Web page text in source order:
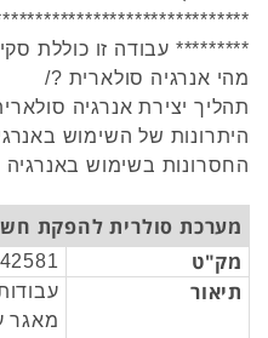
********* עבודה זו כוללת
מהי אנרגיה סולארית ?/
תהליך יצירת אנרגיה
היתרונות של השימוש
החסרונות בשימוש באנרגיה
מערכת סולרית להפקת
מק"ט
תיאור
מאגר